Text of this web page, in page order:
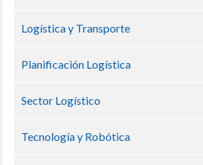
Logística y Transporte
Planificación Logística
Sector Logístico
Tecnología y Robótica